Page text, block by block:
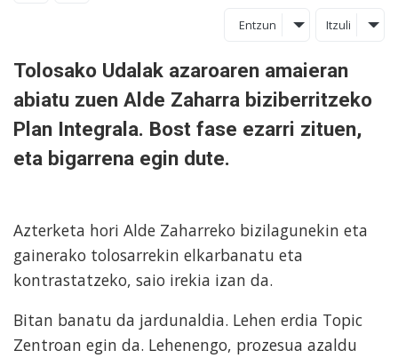
Entzun Itzuli
Tolosako Udalak azaroaren amaieran
abiatu zuen Alde Zaharra biziberritzeko
Plan Integrala. Bost fase ezarri zituen,
eta bigarrena egin dute.
Azterketa hori Alde Zaharreko bizilagunekin eta
gainerako tolosarrekin elkarbanatu eta
kontrastatzeko, saio irekia izan da.
Bitan banatu da jardunaldia. Lehen erdia Topic
Zentroan egin da. Lehenengo, prozesua azaldu